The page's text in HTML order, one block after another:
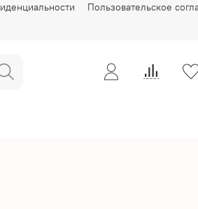
Пользовательское